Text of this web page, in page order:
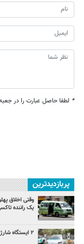
* لطفا حاصل عبارت را در
پربازدیدترین
وقتی اخلاق
یک راننده
۲ ایستگاه شارژ تاکسی‌های برقی در آستانه بهره‌برداری